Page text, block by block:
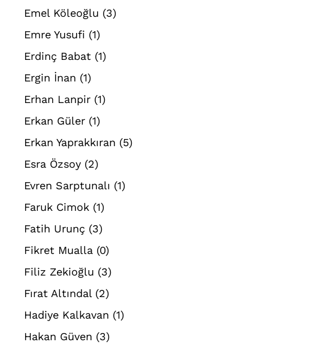
Emel Köleoğlu (3)
Emre Yusufi (1)
Erdinç Babat (1)
Ergin İnan (1)
Erhan Lanpir (1)
Erkan Güler (1)
Erkan Yaprakkıran (5)
Esra Özsoy (2)
Evren Sarptunalı (1)
Faruk Cimok (1)
Fatih Urunç (3)
Fikret Mualla (0)
Filiz Zekioğlu (3)
Fırat Altındal (2)
Hadiye Kalkavan (1)
Hakan Güven (3)